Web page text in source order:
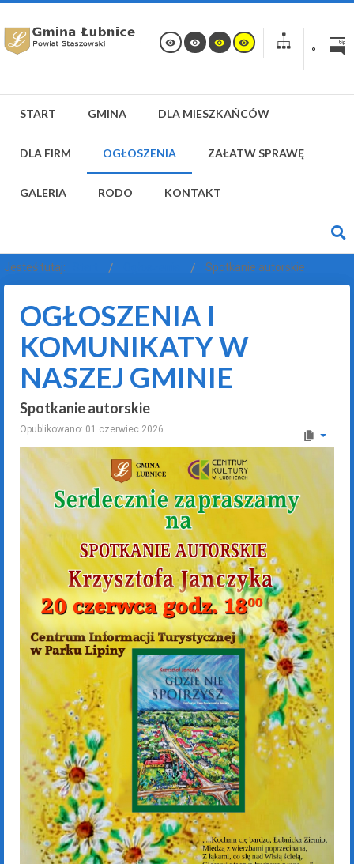
START GMINA DLA MIESZKAŃCÓW
DLA FIRM OGŁOSZENIA ZAŁATW SPRAWĘ
GALERIA RODO KONTAKT
Jesteś tutaj: Spotkanie autorskie
OGŁOSZENIA I
KOMUNIKATY W
NASZEJ GMINIE
Spotkanie autorskie
Opublikowano: 01 czerwiec 2026